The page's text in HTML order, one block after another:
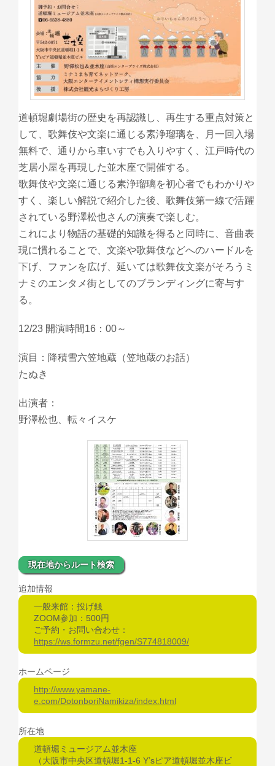
道頓堀劇場街の歴史を再認識し、再生する重点対策と
して、歌舞伎や文楽に通じる素浄瑠璃を、月一回入場
無料で、通りから車いすでも入りやすく、江戸時代の
芝居小屋を再現した並木座で開催する。
歌舞伎や文楽に通じる素浄瑠璃を初心者でもわかりや
すく、楽しい解説で紹介した後、歌舞伎第一線で活躍
されている野澤松也さんの演奏で楽しむ。
これにより物語の基礎的知識を得ると同時に、音曲表
現に慣れることで、文楽や歌舞伎などへのハードルを
下げ、ファンを広げ、延いては歌舞伎文楽がそろうミ
ナミのエンタメ街としてのブランディングに寄与す
る。
12/23 開演時間16：00～
演目：降積雪六笠地蔵（笠地蔵のお話）
たぬき
出演者：
野澤松也、転々イスケ
現在地からルート検索
追加情報
一般来館：投げ銭
ZOOM参加：500円
ご予約・お問い合わせ：
https://ws.formzu.net/fgen/S774818009/
ホームページ
http://www.yamane-
e.com/DotonboriNamikiza/index.html
所在地
道頓堀ミュージアム並木座
（大阪市中央区道頓堀1-1-6 Y’sピア道頓堀並木座ビ